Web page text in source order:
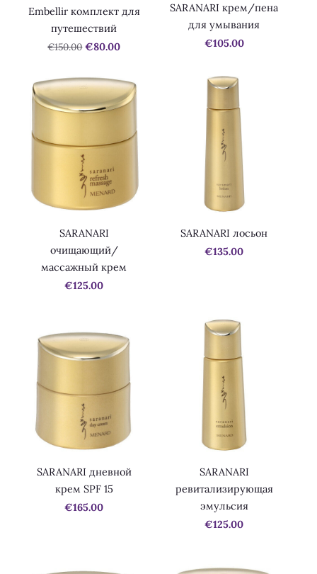
Embellir комплект для
путешествий
€150.00 €80.00
SARANARI крем/пена
для умывания
€105.00
SARANARI
очищающий/
массажный крем
€125.00
SARANARI лосьон
€135.00
SARANARI дневной
крем SPF 15
€165.00
SARANARI
ревитализирующая
эмульсия
€125.00